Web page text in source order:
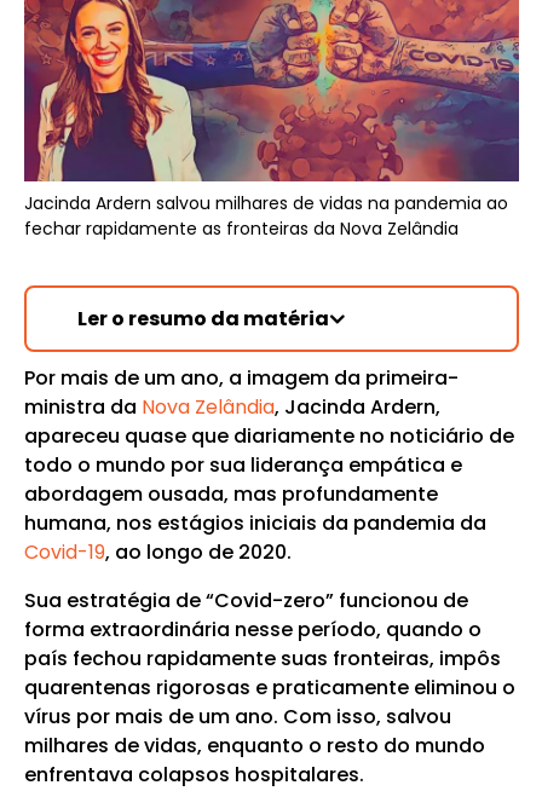
Jacinda Ardern salvou milhares de vidas na pandemia ao
fechar rapidamente as fronteiras da Nova Zelândia
Ler o resumo da matéria
Por mais de um ano, a imagem da primeira-
ministra da Nova Zelândia, Jacinda Ardern,
apareceu quase que diariamente no noticiário de
todo o mundo por sua liderança empática e
abordagem ousada, mas profundamente
humana, nos estágios iniciais da pandemia da
Covid-19, ao longo de 2020.
Sua estratégia de “Covid-zero” funcionou de
forma extraordinária nesse período, quando o
país fechou rapidamente suas fronteiras, impôs
quarentenas rigorosas e praticamente eliminou o
vírus por mais de um ano. Com isso, salvou
milhares de vidas, enquanto o resto do mundo
enfrentava colapsos hospitalares.